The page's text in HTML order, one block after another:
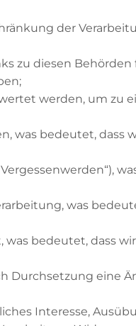
der
zu diesen
werden, um zu
was bedeutet, dass
was
bedeutet, dass
Durchsetzung eine
Interesse,